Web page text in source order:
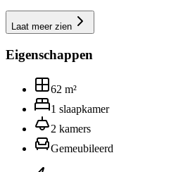
Laat meer zien
Eigenschappen
62 m²
1 slaapkamer
2 kamers
Gemeubileerd